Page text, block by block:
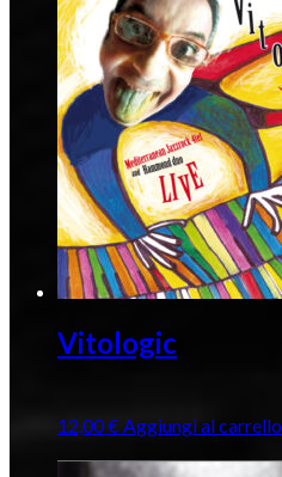
Vitologic
12,00€Aggiungi al carrello